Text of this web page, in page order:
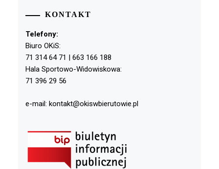
KONTAKT
Telefony:
Biuro OKiS:
71 314 64 71 | 663 166 188
Hala Sportowo-Widowiskowa:
71 396 29 56
e-mail: kontakt@okiswbierutowie.pl